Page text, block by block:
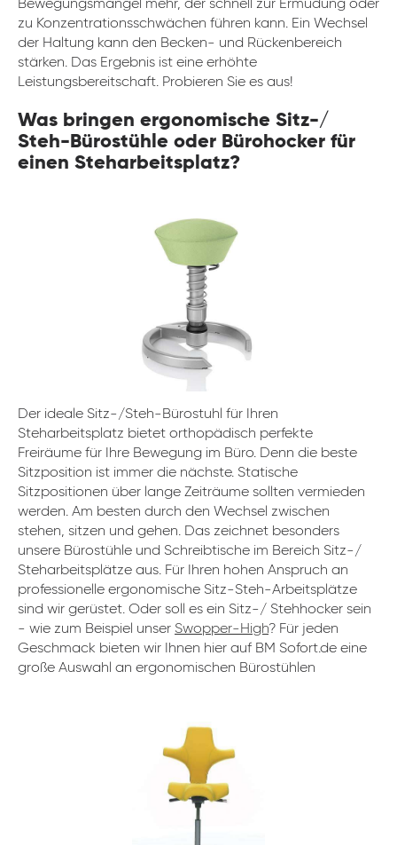
Bewegungsmangel mehr, der schnell zur Ermüdung oder
zu Konzentrationsschwächen führen kann. Ein Wechsel
der Haltung kann den Becken- und Rückenbereich
stärken. Das Ergebnis ist eine erhöhte
Leistungsbereitschaft. Probieren Sie es aus!
Was bringen ergonomische Sitz-/
Steh-Bürostühle oder Bürohocker für
einen Steharbeitsplatz?
Der ideale Sitz-/Steh-Bürostuhl für Ihren
Steharbeitsplatz bietet orthopädisch perfekte
Freiräume für Ihre Bewegung im Büro. Denn die beste
Sitzposition ist immer die nächste. Statische
Sitzpositionen über lange Zeiträume sollten vermieden
werden. Am besten durch den Wechsel zwischen
stehen, sitzen und gehen. Das zeichnet besonders
unsere Bürostühle und Schreibtische im Bereich Sitz-/
Steharbeitsplätze aus. Für Ihren hohen Anspruch an
professionelle ergonomische Sitz-Steh-Arbeitsplätze
sind wir gerüstet. Oder soll es ein Sitz-/ Stehhocker sein
- wie zum Beispiel unser Swopper-High? Für jeden
Geschmack bieten wir Ihnen hier auf BM Sofort.de eine
große Auswahl an ergonomischen Bürostühlen